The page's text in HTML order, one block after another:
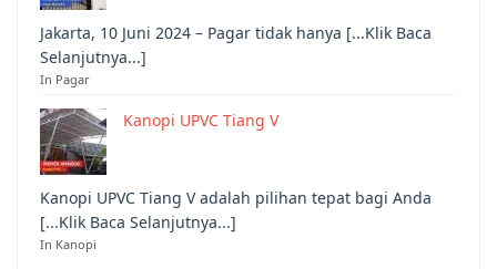
Jakarta, 10 Juni 2024 – Pagar tidak hanya [...Klik Baca
Selanjutnya...]
In Pagar
Kanopi UPVC Tiang V
Kanopi UPVC Tiang V adalah pilihan tepat bagi Anda
[...Klik Baca Selanjutnya...]
In Kanopi